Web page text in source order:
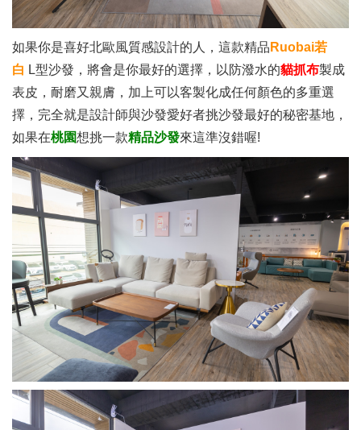
如果你是喜好北歐風質感設計的人，這款精品 Ruobai若
白 L型沙發，將會是你最好的選擇，以防潑水的貓抓布製成
表皮，耐磨又親膚，加上可以客製化成任何顏色的多重選
擇，完全就是設計師與沙發愛好者挑沙發最好的秘密基地，
如果在桃園想挑一款精品沙發來這準沒錯喔!